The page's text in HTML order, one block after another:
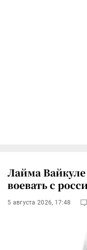
Лайма Вайкуле
воевать с
5 августа 2026, 17:48